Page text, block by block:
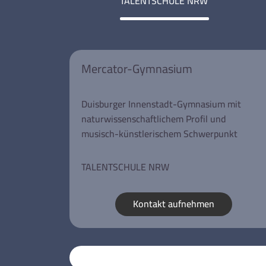
Mercator-Gymnasium
Duisburger Innenstadt-Gymnasium mit
naturwissenschaftlichem Profil und
musisch-künstlerischem Schwerpunkt
TALENTSCHULE NRW
Kontakt aufnehmen